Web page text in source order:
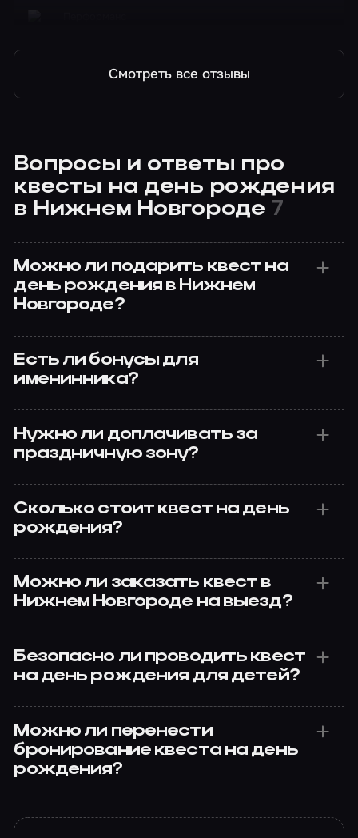
Смотреть все отзывы
Вопросы и ответы про
квесты на день рождения
в Нижнем Новгороде 7
Можно ли подарить квест на
день рождения в Нижнем
Новгороде?
Есть ли бонусы для
именинника?
Нужно ли доплачивать за
праздничную зону?
Сколько стоит квест на день
рождения?
Можно ли заказать квест в
Нижнем Новгороде на выезд?
Безопасно ли проводить квест
на день рождения для детей?
Можно ли перенести
бронирование квеста на день
рождения?